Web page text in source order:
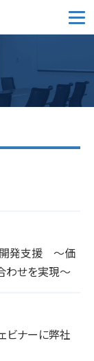
メ
開発支援 ～価
わせを実現～
ビナーに弊社